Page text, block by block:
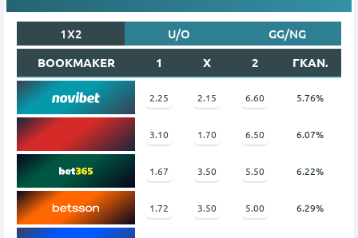
1X2 U/O
GG/NG
BOOKMAKER
1 X 2 ΓΚΑΝ.
2.25 2.15 6.60 5.76%
3.10 1.70 6.50 6.07%
1.67 3.50 5.50 6.22%
1.72 3.50 5.00 6.29%